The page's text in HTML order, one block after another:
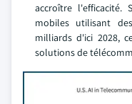
accroître l'efficacité.
mobiles utilisant
milliards d'ici 2028,
solutions de